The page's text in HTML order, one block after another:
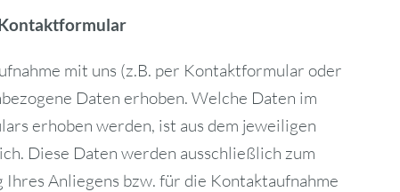
mit uns (z.B. per Kontaktformular oder
Daten erhoben. Welche Daten im
erhoben werden, ist aus dem jeweiligen
Diese Daten werden ausschließlich zum
Anliegens bzw. für die Kontaktaufnahme